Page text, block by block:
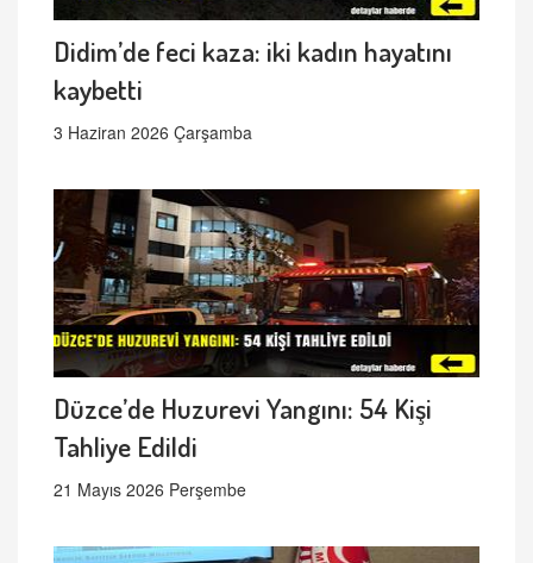
Didim’de feci kaza: iki kadın hayatını
kaybetti
3 Haziran 2026 Çarşamba
Düzce’de Huzurevi Yangını: 54 Kişi
Tahliye Edildi
21 Mayıs 2026 Perşembe